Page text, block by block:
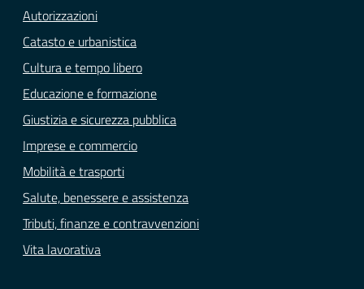
Autorizzazioni
Catasto e urbanistica
Cultura e tempo libero
Educazione e formazione
Giustizia e sicurezza pubblica
Imprese e commercio
Mobilità e trasporti
Salute, benessere e assistenza
Tributi, finanze e contravvenzioni
Vita lavorativa